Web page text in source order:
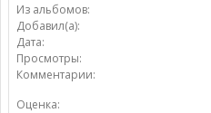
Из альбомов:
Добавил(а):
Дата:
Просмотры:
Комментарии:
Оценка: